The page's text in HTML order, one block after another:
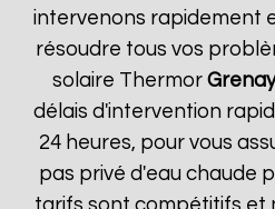
intervenons rapidement
résoudre tous vos
solaire Thermor
délais d'intervention
24 heures, pour vous
pas privé d'eau chaude